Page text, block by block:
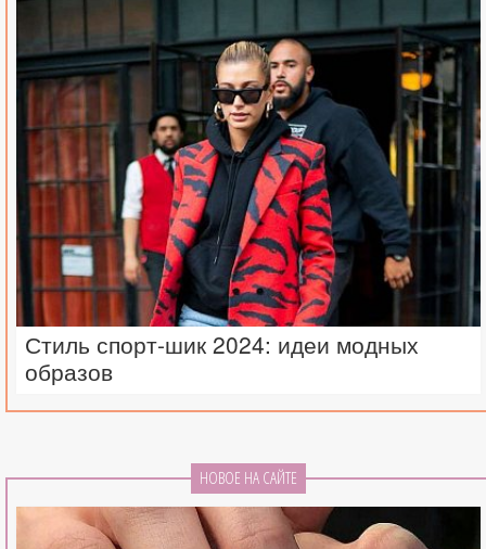
Стиль спорт-шик 2024: идеи модных
образов
НОВОЕ НА САЙТЕ